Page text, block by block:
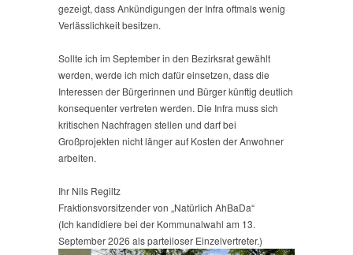
gezeigt, dass Ankündigungen der Infra oftmals wenig
Verlässlichkeit besitzen.
Sollte ich im September in den Bezirksrat gewählt
werden, werde ich mich dafür einsetzen, dass die
Interessen der Bürgerinnen und Bürger künftig deutlich
konsequenter vertreten werden. Die Infra muss sich
kritischen Nachfragen stellen und darf bei
Großprojekten nicht länger auf Kosten der Anwohner
arbeiten.
Ihr Nils Regiltz
Fraktionsvorsitzender von „Natürlich AhBaDa“
(Ich kandidiere bei der Kommunalwahl am 13.
September 2026 als parteiloser Einzelvertreter.)